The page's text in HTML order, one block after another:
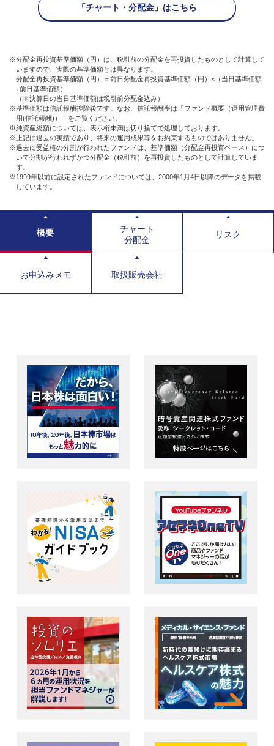
「チャート・分配金」はこちら
※分配金再投資基準価額（円）は、税引前の分配金を再投資したものとして計算して
いますので、実際の基準価額とは異なります。
分配金再投資基準価額（円）＝前日分配金再投資基準価額（円）×（当日基準価額
÷前日基準価額）
（※決算日の当日基準価額は税引前分配金込み）
※基準価額は信託報酬控除後です。なお、信託報酬率は「ファンド概要（運用管理費
用(信託報酬)）」をご覧ください。
※純資産総額については、表示桁未満は切り捨てで処理しております。
※上記は過去の実績であり、将来の運用成果等をお約束するものではありません。
※過去に受益権の分割が行われたファンドは、基準価額（分配金再投資ベース）につ
いて分割が行われずかつ分配金（税引前）を再投資したものとして計算していま
す。
※1999年以前に設定されたファンドについては、2000年1月4日以降のデータを掲載
しています。
概要
チャート
分配金
リスク
お申込みメモ 取扱販売会社